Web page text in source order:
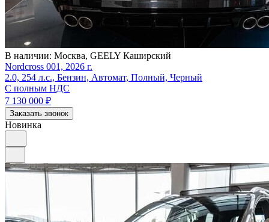
В наличии: Москва, GEELY Каширский
Nordcross 001, 2026 г.
2.0, 254 л.с., Бензин, Автомат, Полный, Черный
С полным НДС
7 130 000 ₽
Заказать звонок
Новинка